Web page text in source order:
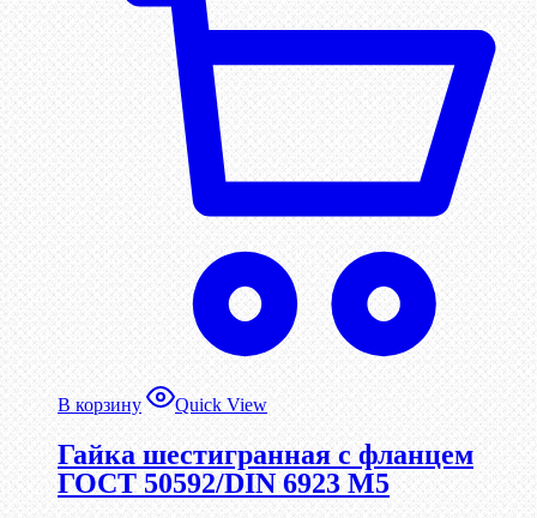
В корзину Quick View
Гайка шестигранная с фланцем
ГОСТ 50592/DIN 6923 М5